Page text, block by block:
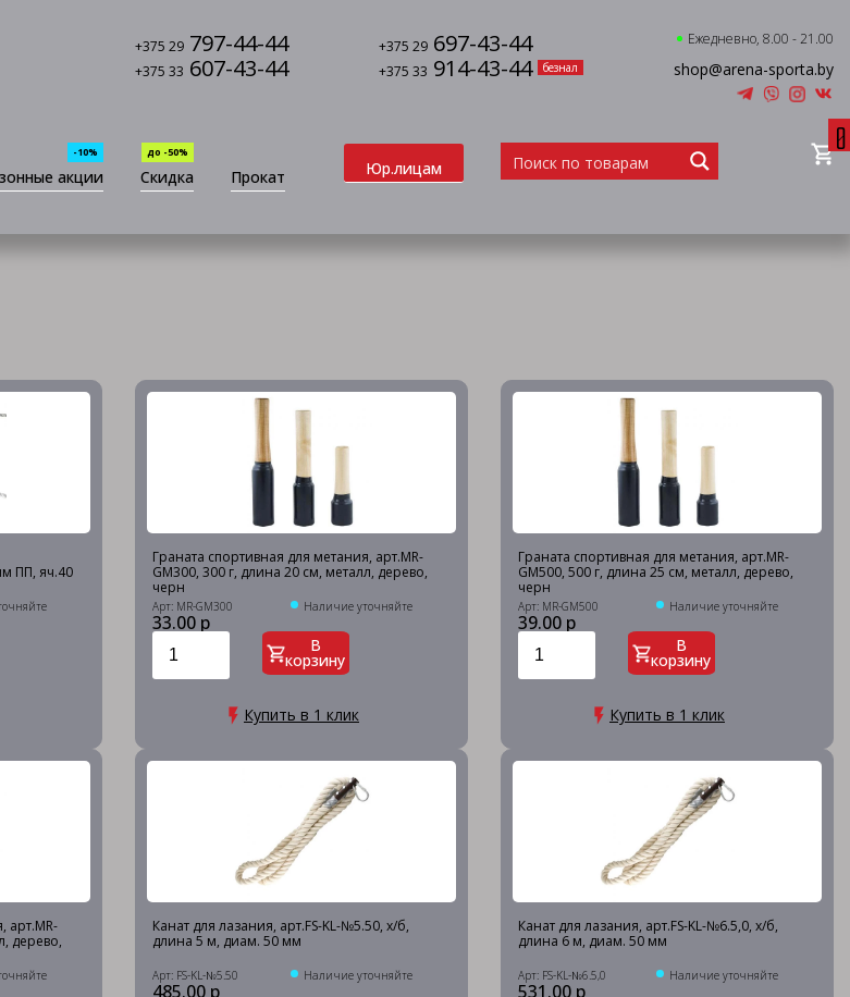
+375 29 797-44-44 +375 29 697-43-44
+375 33 607-43-44 +375 33 914-43-44 безнал
Ежедневно, 8.00 - 21.00
shop@arena-sporta.by
акции
-10%
Скидка
до -50%
Прокат Юр.лицам
0
ПП, яч.40
Граната спортивная для метания, арт.MR-
GM300, 300 г, длина 20 см, металл, дерево,
черн
Арт: MR-GM300 Наличие уточняйте
33.00 р
В
корзину
Купить в 1 клик
Граната спортивная для метания, арт.MR-
GM500, 500 г, длина 25 см, металл, дерево,
черн
Арт: MR-GM500 Наличие уточняйте
39.00 р
В
корзину
Купить в 1 клик
арт.MR-
дерево,
Канат для лазания, арт.FS-KL-№5.50, х/б,
длина 5 м, диам. 50 мм
Арт: FS-KL-№5.50 Наличие уточняйте
485.00 р
Канат для лазания, арт.FS-KL-№6.5,0, х/б,
длина 6 м, диам. 50 мм
Арт: FS-KL-№6.5,0 Наличие уточняйте
531.00 р